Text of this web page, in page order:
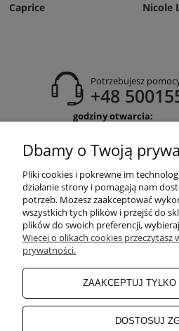
Caprice
Nicole
Potrzebujesz
+48
godziny otwarcia:
obuwiehigo@gmail.com
WARUNKI
MOJE
BEZPIECZNE
Dbamy o Twoją
Pliki cookies i pokrewne im
działanie strony i pomagają nam
potrzeb. Możesz zaakceptować
wszystkich tych plików i przejść do
plików do swoich preferencji,
Więcej o plikach cookies przeczytasz
prywatności.
ZAAKCEPTUJ TYLKO
DOSTOSUJ